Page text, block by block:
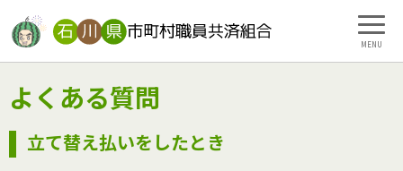
MENU
よくある質問
立て替え払いをしたとき